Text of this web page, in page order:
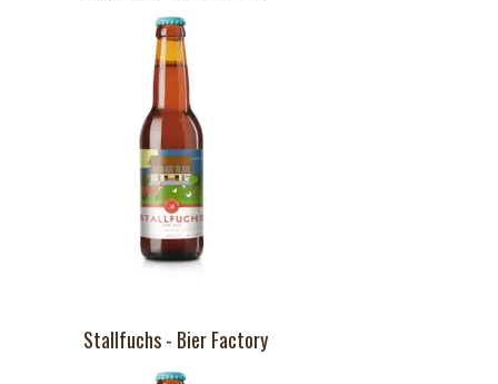
Stallfuchs - Bier Factory